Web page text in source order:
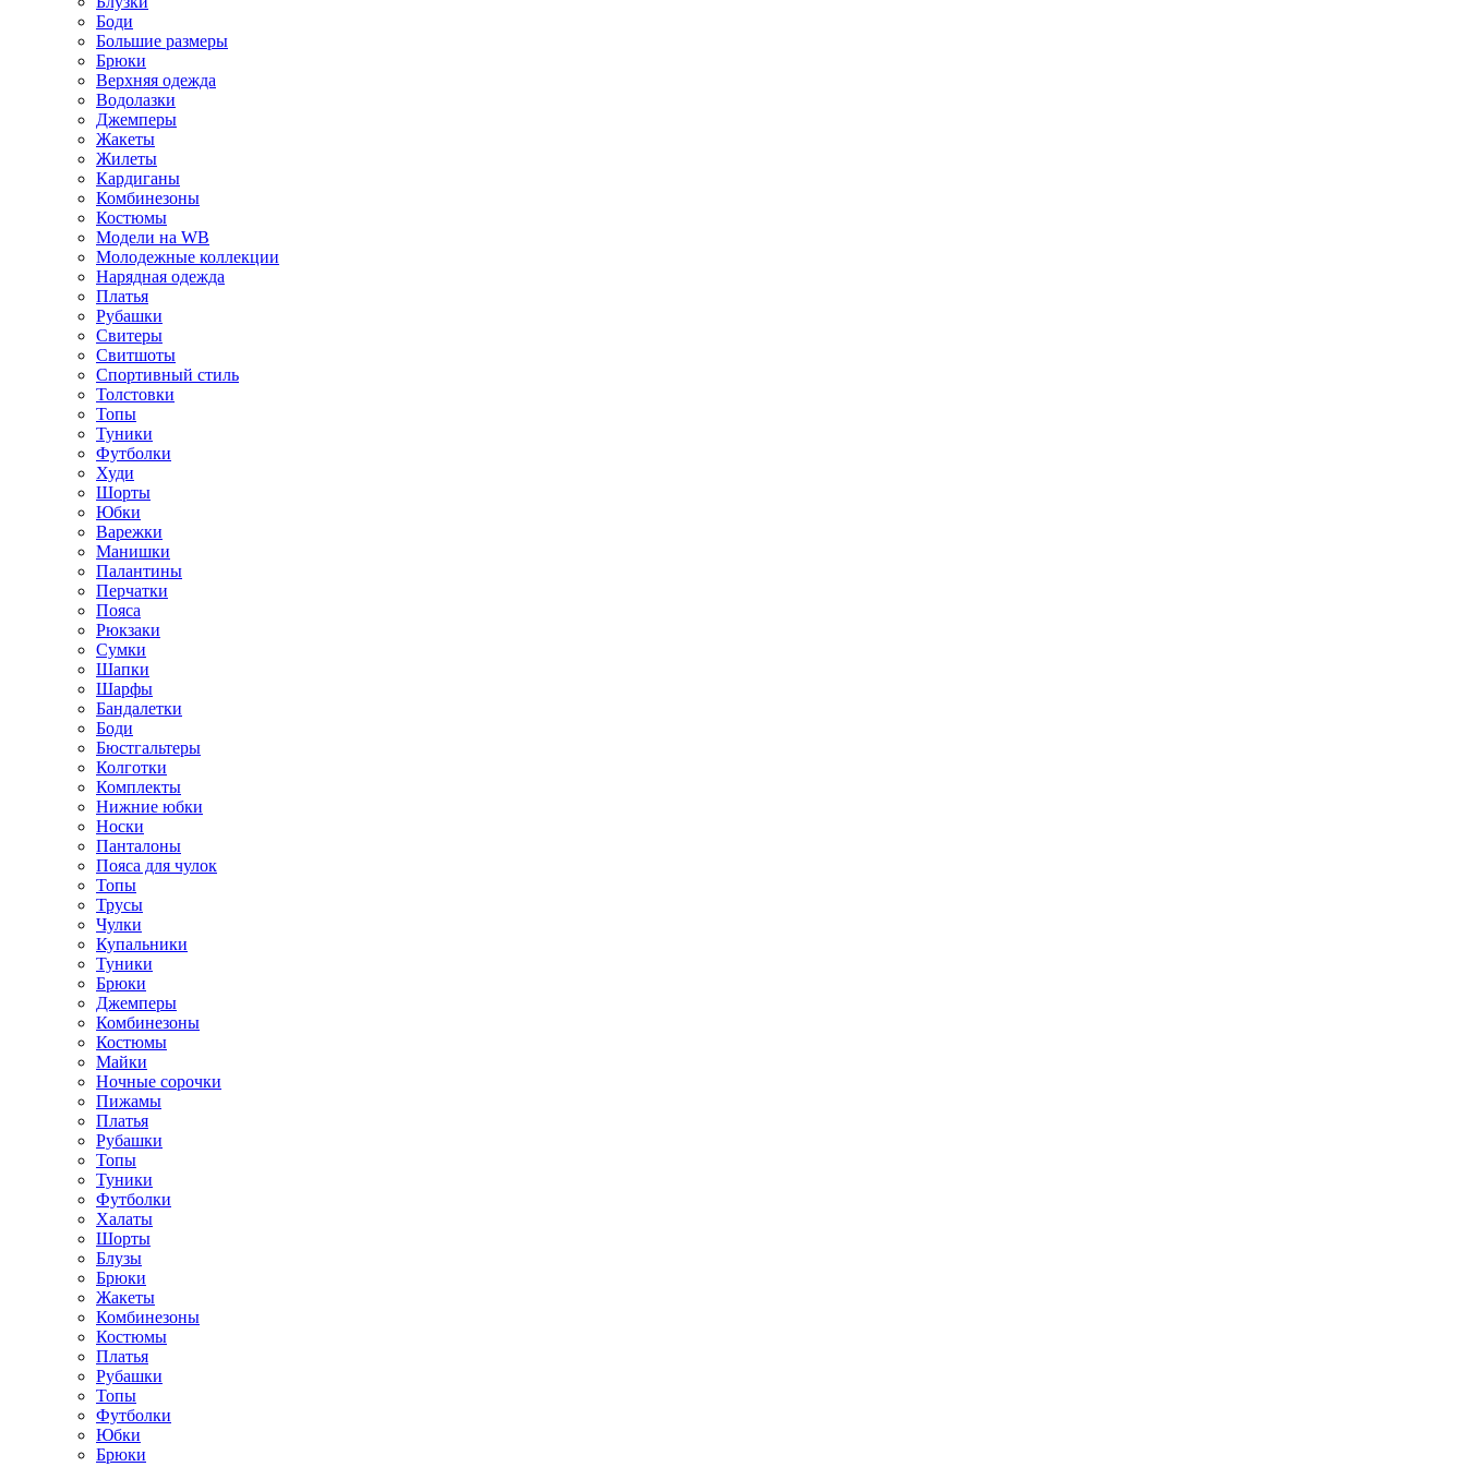
Боди
Большие размеры
Брюки
Верхняя одежда
Водолазки
Джемперы
Жакеты
Жилеты
Кардиганы
Комбинезоны
Костюмы
Модели на WB
Молодежные коллекции
Нарядная одежда
Платья
Рубашки
Свитеры
Свитшоты
Спортивный стиль
Толстовки
Топы
Туники
Футболки
Худи
Шорты
Юбки
Варежки
Манишки
Палантины
Перчатки
Пояса
Рюкзаки
Сумки
Шапки
Шарфы
Бандалетки
Боди
Бюстгальтеры
Колготки
Комплекты
Нижние юбки
Носки
Панталоны
Поясa для чулок
Топы
Трусы
Чулки
Купальники
Туники
Брюки
Джемперы
Комбинезоны
Костюмы
Майки
Ночные сорочки
Пижамы
Платья
Рубашки
Топы
Туники
Футболки
Халаты
Шорты
Блузы
Брюки
Жакеты
Комбинезоны
Костюмы
Платья
Рубашки
Топы
Футболки
Юбки
Брюки